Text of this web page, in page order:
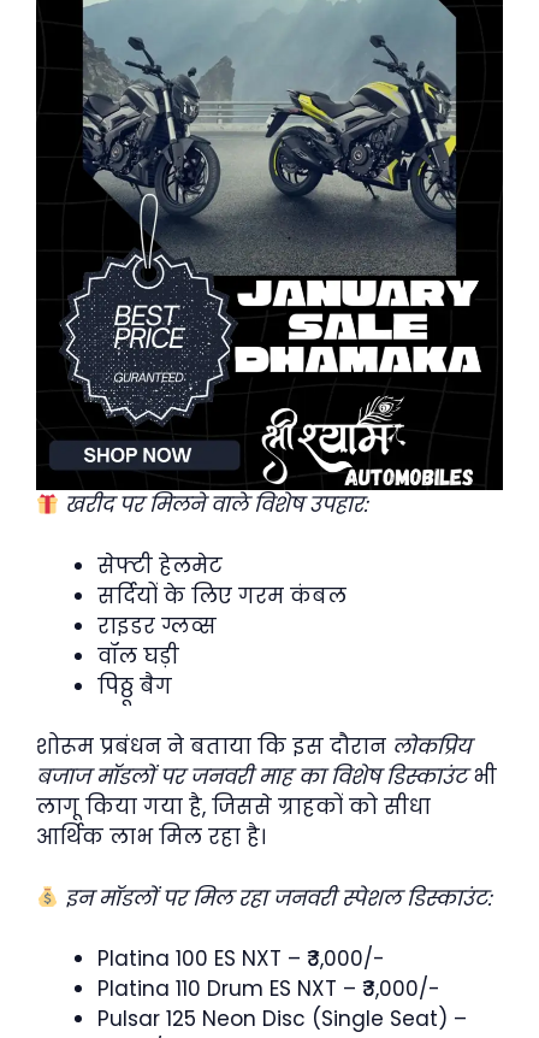
खरीद पर मिलने वाले विशेष उपहार:
सेफ्टी हेलमेट
सर्दियों के लिए गरम कंबल
राइडर ग्लव्स
वॉल घड़ी
पिठ्ठू बैग
शोरूम प्रबंधन ने बताया कि इस दौरान लोकप्रिय
बजाज मॉडलों पर जनवरी माह का विशेष डिस्काउंटभी
लागू किया गया है, जिससे ग्राहकों को सीधा
आर्थिक लाभ मिल रहा है।
इन मॉडलों पर मिल रहा जनवरी स्पेशल डिस्काउंट:
Platina 100 ES NXT – ₹3,000/-
Platina 110 Drum ES NXT – ₹3,000/-
Pulsar 125 Neon Disc (Single Seat) –